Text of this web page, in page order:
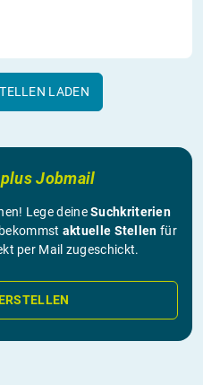
LADEN
Jobmail
Lege deineSuchkriterien
aktuelle Stellen für
per Mail zugeschickt.